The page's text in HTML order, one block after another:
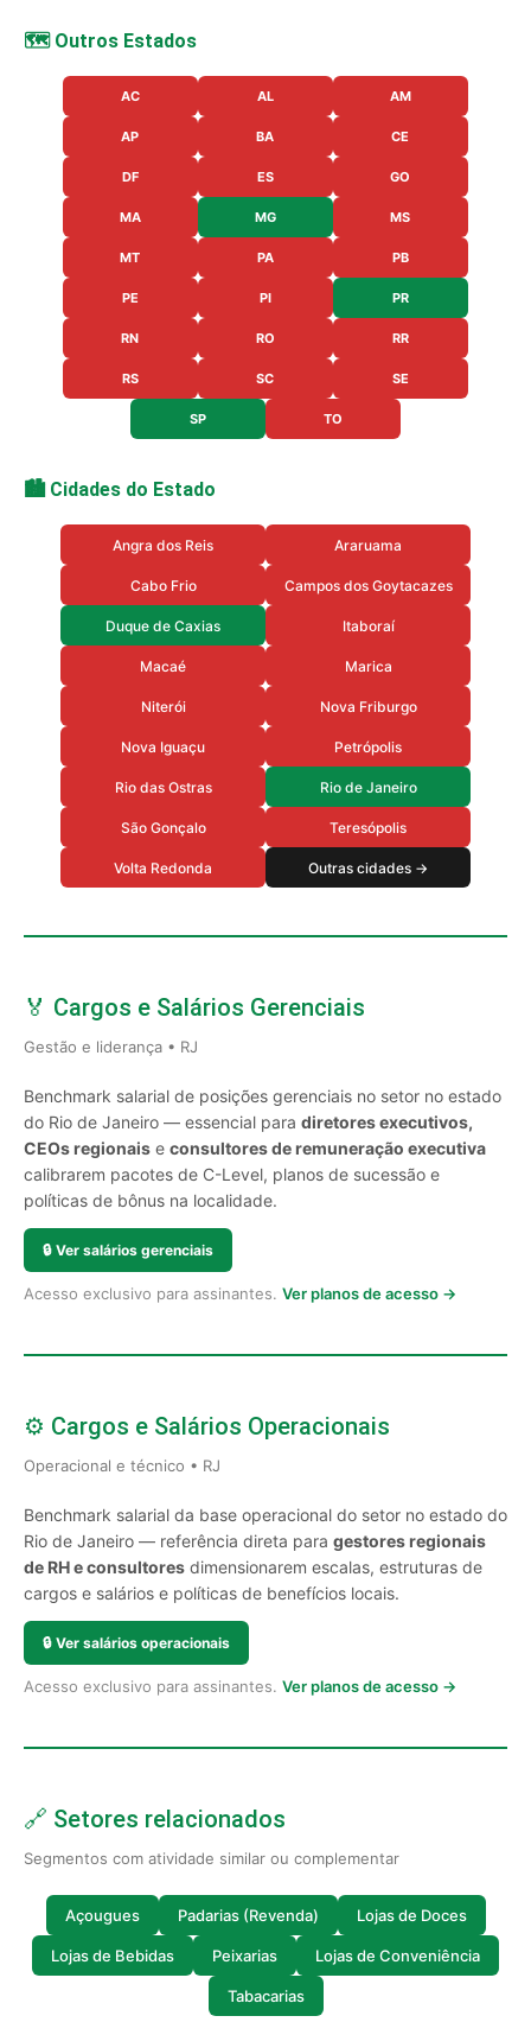
🗺️ Outros Estados
AC AL AM
AP BA CE
DF ES GO
MA MG MS
MT PA PB
PE PI PR
RN RO RR
RS SC SE
SP TO
🏙️ Cidades do Estado
Angra dos Reis Araruama
Cabo Frio Campos dos Goytacazes
Duque de Caxias Itaboraí
Macaé Marica
Niterói Nova Friburgo
Nova Iguaçu Petrópolis
Rio das Ostras Rio de Janeiro
São Gonçalo Teresópolis
Volta Redonda Outras cidades →
🏅 Cargos e Salários Gerenciais
Gestão e liderança • RJ
Benchmark salarial de posições gerenciais no setor no estado
do Rio de Janeiro — essencial para diretores executivos,
CEOs regionais e consultores de remuneração executiva
calibrarem pacotes de C-Level, planos de sucessão e
políticas de bônus na localidade.
🔒 Ver salários gerenciais
Acesso exclusivo para assinantes. Ver planos de acesso →
⚙️ Cargos e Salários Operacionais
Operacional e técnico • RJ
Benchmark salarial da base operacional do setor no estado do
Rio de Janeiro — referência direta para gestores regionais
de RH e consultores dimensionarem escalas, estruturas de
cargos e salários e políticas de benefícios locais.
🔒 Ver salários operacionais
Acesso exclusivo para assinantes. Ver planos de acesso →
🔗 Setores relacionados
Segmentos com atividade similar ou complementar
Açougues Padarias (Revenda) Lojas de Doces
Lojas de Bebidas Peixarias Lojas de Conveniência
Tabacarias